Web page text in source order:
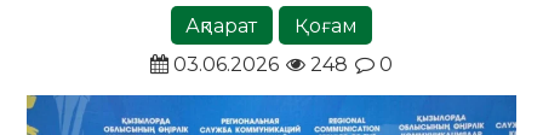
Ақпарат
Қоғам
03.06.2026
248 0